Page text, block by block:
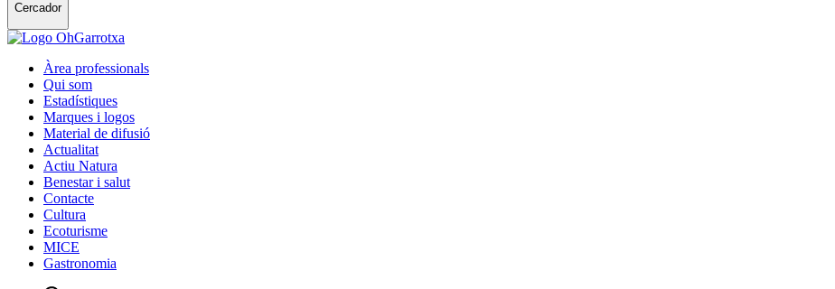
Cercador
Àrea professionals
Qui som
Estadístiques
Marques i logos
Material de difusió
Actualitat
Actiu Natura
Benestar i salut
Contacte
Cultura
Ecoturisme
MICE
Gastronomia